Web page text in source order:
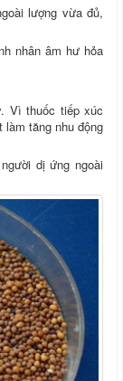
lượng vừa đủ,
nhân âm hư hỏa
Vì thuốc tiếp xúc
tăng nhu động
dị ứng ngoài